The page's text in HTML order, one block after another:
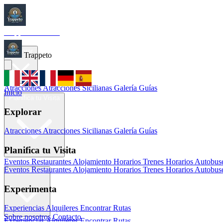
Inicio
AtraccionesAtracciones Sicilianas Galería Guías
Eventos Restaurantes Alojamiento Horarios Trenes Horarios
Experimenta
ExperienciasAlquileresEncontrar Rutas
Trappeto
Inicio
Explorar
AtraccionesAtracciones Sicilianas Galería Guías
Planifica tu Visita
Eventos Restaurantes Alojamiento Horarios Trenes Horarios
Experimenta
Experiencias Alquileres Encontrar Rutas
Sobre nosotros Contacto